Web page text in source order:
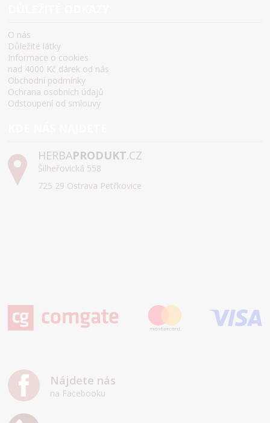
O nás
Důležité látky
Informace o cookies
nad 4000 Kč dárek od nás
Obchodní podmínky
Ochrana osobních údajů
Odstoupení od smlouvy
HERBAPRODUKT.CZ
Šilheřovická 558
725 29 Ostrava Petřkovice
Nájdete nás
na Facebooku